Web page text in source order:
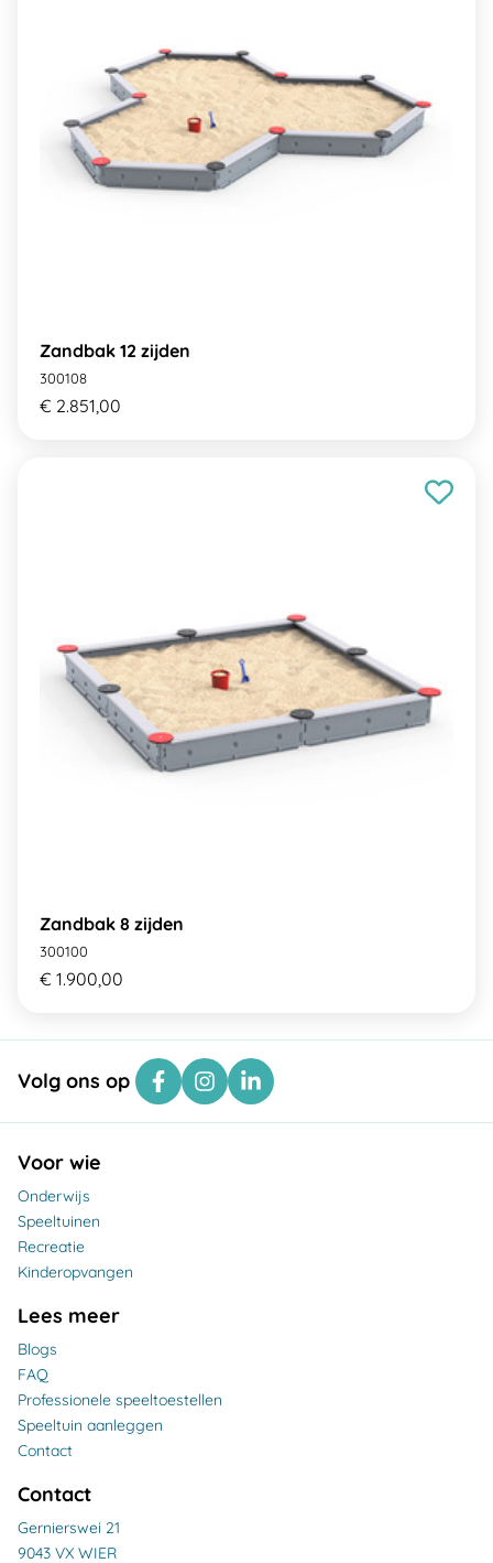
Zandbak 12 zijden
300108
€ 2.851,00
Zandbak 8 zijden
300100
€ 1.900,00
Volg ons op
Voor wie
Onderwijs
Speeltuinen
Recreatie
Kinderopvangen
Lees meer
Blogs
FAQ
Professionele speeltoestellen
Speeltuin aanleggen
Contact
Contact
Gernierswei 21
9043 VX WIER